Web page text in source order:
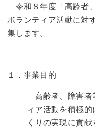
令和８年度「高齢者
ボランティア活動に対
集します。
１．事業目的
高齢者、障害者
ィア活動を積極
くりの実現に貢献